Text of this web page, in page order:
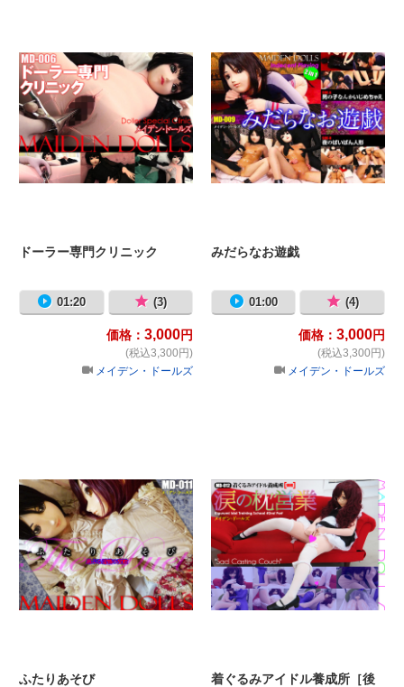
ドーラー専門クリニック
01:20 (3)
価格： 3,000円
(税込3,300円)
メイデン・ドールズ
みだらなお遊戯
01:00 (4)
価格： 3,000円
(税込3,300円)
メイデン・ドールズ
ふたりあそび
着ぐるみアイドル養成所［後